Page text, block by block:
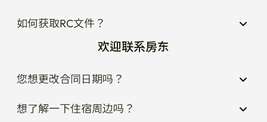
如何获取RC文件？
欢迎联系房东
您想更改合同日期吗？
想了解一下住宿周边吗？